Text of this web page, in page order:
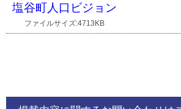
塩谷町人口ビジョン
ファイルサイズ:4713KB